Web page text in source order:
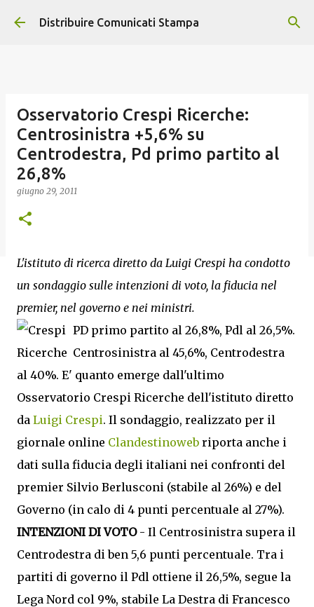
Passa ai contenuti principali
Distribuire Comunicati Stampa
Osservatorio Crespi Ricerche:
Centrosinistra +5,6% su
Centrodestra, Pd primo partito al
26,8%
giugno 29, 2011
L'istituto di ricerca diretto da Luigi Crespi ha condotto
un sondaggio sulle intenzioni di voto, la fiducia nel
premier, nel governo e nei ministri.
PD primo partito al 26,8%, Pdl al 26,5%.
Centrosinistra al 45,6%, Centrodestra
al 40%. E' quanto emerge dall'ultimo
Osservatorio Crespi Ricerche dell'istituto diretto
da Luigi Crespi. Il sondaggio, realizzato per il
giornale online Clandestinoweb riporta anche i
dati sulla fiducia degli italiani nei confronti del
premier Silvio Berlusconi (stabile al 26%) e del
Governo (in calo di 4 punti percentuale al 27%).
INTENZIONI DI VOTO- Il Centrosinistra supera il
Centrodestra di ben 5,6 punti percentuale. Tra i
partiti di governo il Pdl ottiene il 26,5%, segue la
Lega Nord col 9%, stabile La Destra di Francesco